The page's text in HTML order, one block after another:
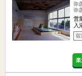
弥
弥
営
入
宿
楽